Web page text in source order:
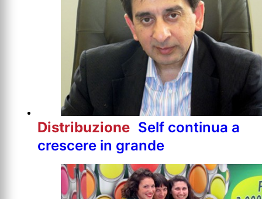
Distribuzione Self continua a
crescere in grande